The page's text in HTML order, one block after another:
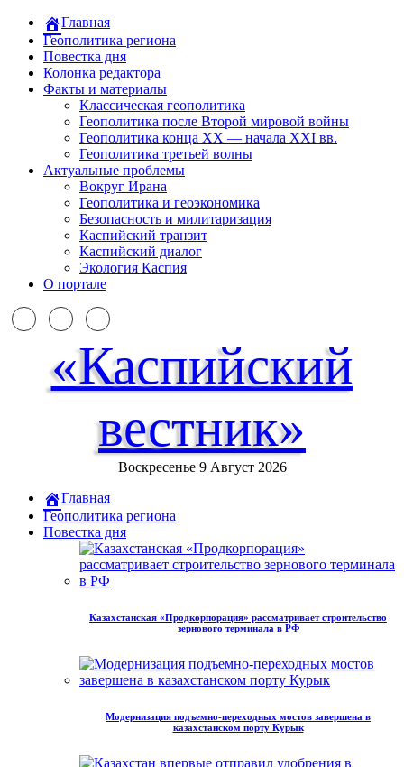
Главная
Геополитика региона
Повестка дня
Колонка редактора
Факты и материалы
Классическая геополитика
Геополитика после Второй мировой войны
Геополитика конца XX — начала XXI вв.
Геополитика третьей волны
Актуальные проблемы
Вокруг Ирана
Геополитика и геоэкономика
Безопасность и милитаризация
Каспийский транзит
Каспийский диалог
Экология Каспия
О портале
«Каспийский
вестник»
Воскресенье 9 Август 2026
Главная
Геополитика региона
Повестка дня
Казахстанская «Продкорпорация» рассматривает строительство
зернового терминала в РФ
Модернизация подъемно-переходных мостов завершена в
казахстанском порту Курык